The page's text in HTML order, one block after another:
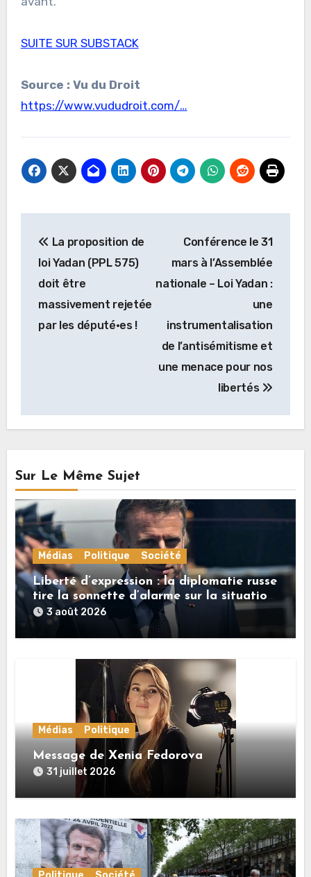
SUITE SUR SUBSTACK
Source : Vu du Droit
https://www.vududroit.com/…
de
l’article
La proposition de
loi Yadan (PPL 575)
doit être
massivement rejetée
par les député·es !
Conférence le 31
mars à l’Assemblée
nationale – Loi Yadan :
une
instrumentalisation
de l’antisémitisme et
une menace pour nos
libertés
Sur Le Même Sujet
Médias Politique Société
Liberté d’expression : la diplomatie russe
tire la sonnette d’alarme sur la situation
en France
3 août 2026
Médias Politique
Message de Xenia Fedorova
31 juillet 2026